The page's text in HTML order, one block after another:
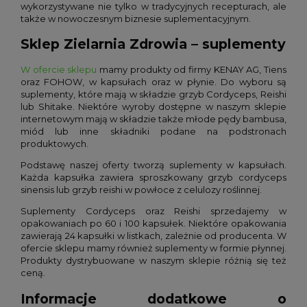
wykorzystywane nie tylko w tradycyjnych recepturach, ale
także w nowoczesnym biznesie suplementacyjnym.
Sklep Zielarnia Zdrowia – suplementy
W ofercie sklepu mamy produkty od firmy KENAY AG, Tiens
oraz FOHOW, w kapsułach oraz w płynie. Do wyboru są
suplementy, które mają w składzie grzyb Cordyceps, Reishi
lub Shitake. Niektóre wyroby dostępne w naszym sklepie
internetowym mają w składzie także młode pędy bambusa,
miód lub inne składniki podane na podstronach
produktowych.
Podstawę naszej oferty tworzą suplementy w kapsułach.
Każda kapsułka zawiera sproszkowany grzyb cordyceps
sinensis lub grzyb reishi w powłoce z celulozy roślinnej.
Suplementy Cordyceps oraz Reishi sprzedajemy w
opakowaniach po 60 i 100 kapsułek. Niektóre opakowania
zawierają 24 kapsułki w listkach, zależnie od producenta. W
ofercie sklepu mamy również suplementy w formie płynnej.
Produkty dystrybuowane w naszym sklepie różnią się też
ceną.
Informacje dodatkowe o